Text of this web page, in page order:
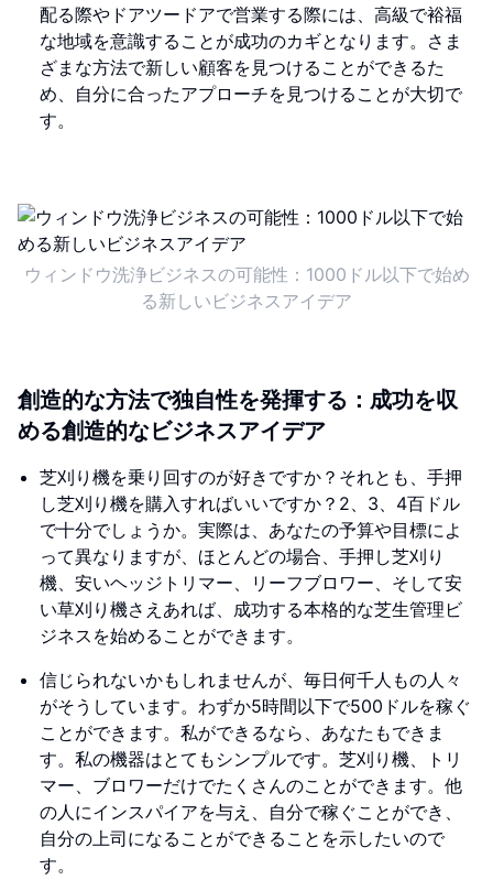
配る際やドアツードアで営業する際には、高級で裕福
な地域を意識することが成功のカギとなります。さま
ざまな方法で新しい顧客を見つけることができるた
め、自分に合ったアプローチを見つけることが大切で
す。
ウィンドウ洗浄ビジネスの可能性：1000ドル以下で始め
る新しいビジネスアイデア
創造的な方法で独自性を発揮する：成功を収
める創造的なビジネスアイデア
芝刈り機を乗り回すのが好きですか？それとも、手押
し芝刈り機を購入すればいいですか？2、3、4百ドル
で十分でしょうか。実際は、あなたの予算や目標によ
って異なりますが、ほとんどの場合、手押し芝刈り
機、安いヘッジトリマー、リーフブロワー、そして安
い草刈り機さえあれば、成功する本格的な芝生管理ビ
ジネスを始めることができます。
信じられないかもしれませんが、毎日何千人もの人々
がそうしています。わずか5時間以下で500ドルを稼ぐ
ことができます。私ができるなら、あなたもできま
す。私の機器はとてもシンプルです。芝刈り機、トリ
マー、ブロワーだけでたくさんのことができます。他
の人にインスパイアを与え、自分で稼ぐことができ、
自分の上司になることができることを示したいので
す。